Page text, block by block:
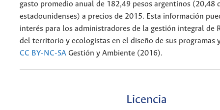
gasto promedio anual de 182,49 pesos argentinos (20,48
estadounidenses) a precios de 2015. Esta información
interés para los administradores de la gestión integral de
del territorio y ecologistas en el diseño de sus programas
CC BY-NC-SA Gestión y Ambiente (2016).
Licencia